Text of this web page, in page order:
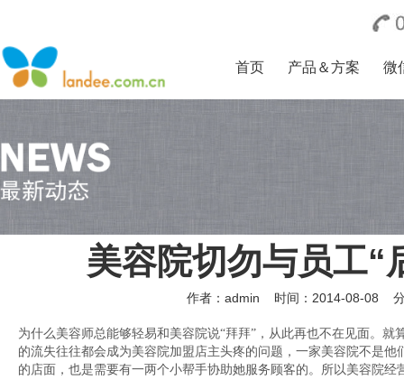
首页 产品＆方案 微
美容院切勿与员工“
作者：admin 时间：2014-08-08
为什么美容师总能够轻易和美容院说“拜拜”，从此再也不在见面。就
的流失往往都会成为美容院加盟店主头疼的问题，一家美容院不是
的店面，也是需要有一两个小帮手协助她服务顾客的。所以美容院